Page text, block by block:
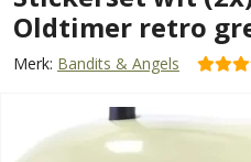
Oldtimer retro
Merk: Bandits & Angels